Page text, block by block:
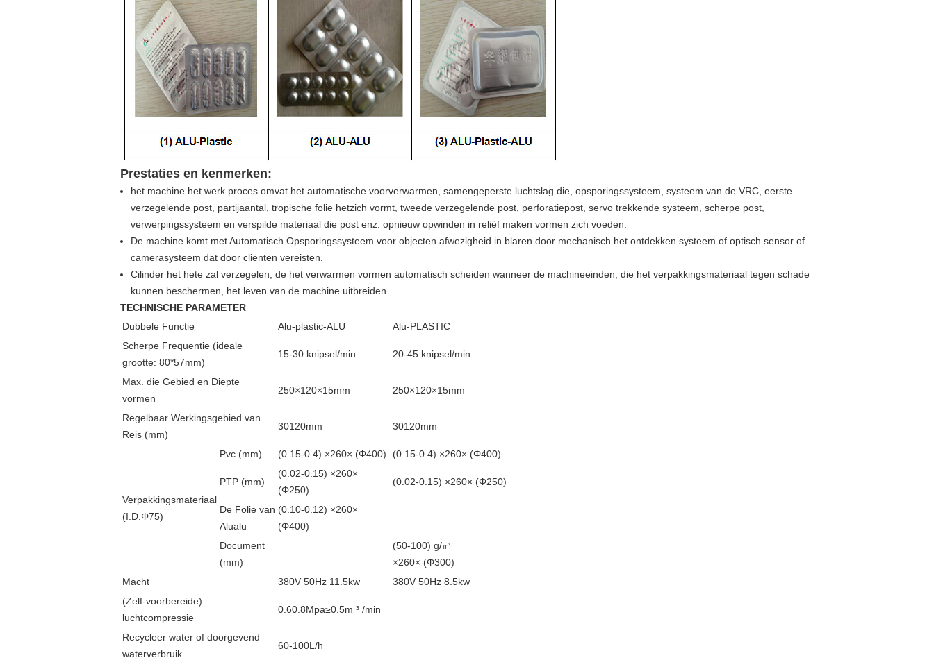
Prestaties en kenmerken:
het machine het werk proces omvat het automatische voorverwarmen, samengeperste luchtslag die, opsporingssysteem, systeem van de VRC, eerste
verzegelende post, partijaantal, tropische folie hetzich vormt, tweede verzegelende post, perforatiepost, servo trekkende systeem, scherpe post,
verwerpingssysteem en verspilde materiaal die post enz. opnieuw opwinden in reliëf maken vormen zich voeden.
De machine komt met Automatisch Opsporingssysteem voor objecten afwezigheid in blaren door mechanisch het ontdekken systeem of optisch sensor of
camerasysteem dat door cliënten vereisten.
Cilinder het hete zal verzegelen, de het verwarmen vormen automatisch scheiden wanneer de machineeinden, die het verpakkingsmateriaal tegen schade
kunnen beschermen, het leven van de machine uitbreiden.
TECHNISCHE PARAMETER
Dubbele Functie
Alu-plastic-ALU
Alu-PLASTIC
Scherpe Frequentie (ideale
grootte: 80*57mm)
15-30 knipsel/min 20-45 knipsel/min
Max. die Gebied en Diepte
vormen
250×120×15mm 250×120×15mm
Regelbaar Werkingsgebied van
Reis (mm)
30120mm 30120mm
Verpakkingsmateriaal
(I.D.Φ75)
Pvc (mm) (0.15-0.4) ×260× (Φ400) (0.15-0.4) ×260× (Φ400)
PTP (mm)
(0.02-0.15) ×260×
(Φ250)
(0.02-0.15) ×260× (Φ250)
De Folie van
Alualu
(0.10-0.12) ×260×
(Φ400)
Document
(mm)
(50-100) g/㎡
×260× (Φ300)
Macht
380V 50Hz 11.5kw
380V 50Hz 8.5kw
(Zelf-voorbereide)
luchtcompressie
0.60.8Mpa≥0.5m ³ /min
Recycleer water of doorgevend
waterverbruik
60-100L/h